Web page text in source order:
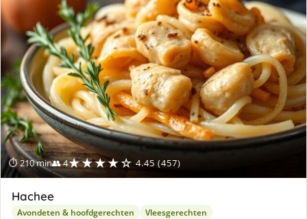
⏱ 210 min👥 4★★★★☆ 4.45 (457)
Hachee
Avondeten & hoofdgerechten Vleesgerechten